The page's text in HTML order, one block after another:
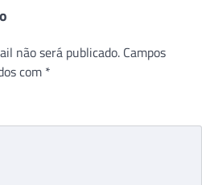
não será publicado. Campos
com *